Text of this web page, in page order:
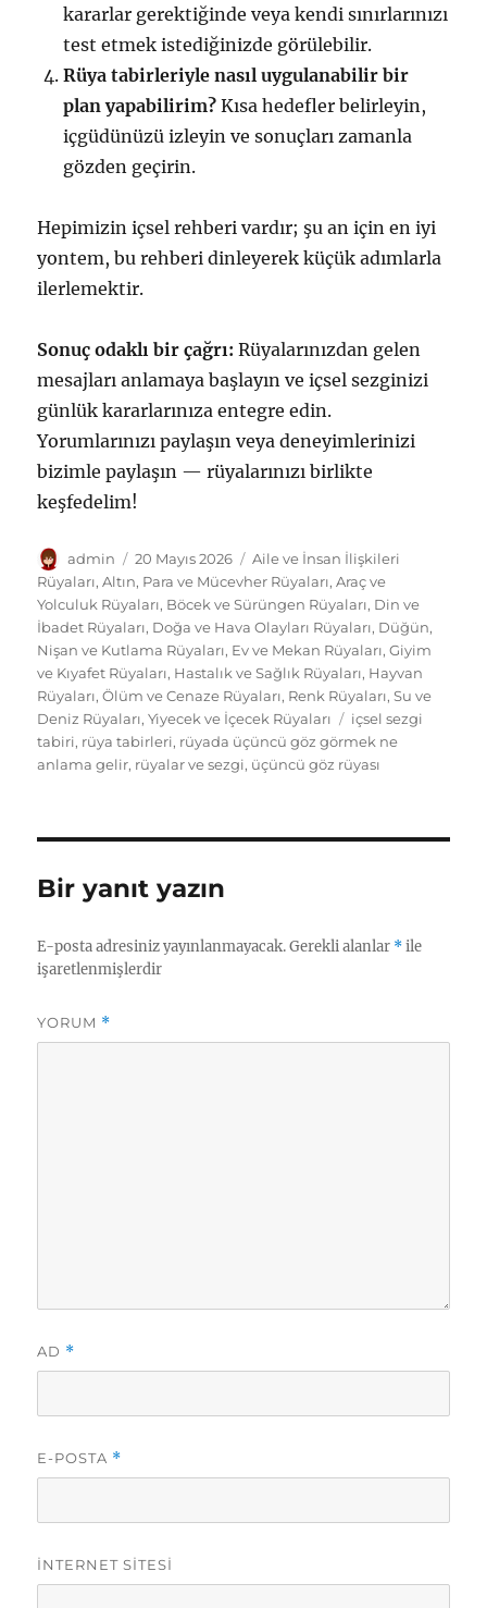
kararlar gerektiğinde veya kendi sınırlarınızı
test etmek istediğinizde görülebilir.
Rüya tabirleriyle nasıl uygulanabilir bir
plan yapabilirim? Kısa hedefler belirleyin,
içgüdünüzü izleyin ve sonuçları zamanla
gözden geçirin.
Hepimizin içsel rehberi vardır; şu an için en iyi
yontem, bu rehberi dinleyerek küçük adımlarla
ilerlemektir.
Sonuç odaklı bir çağrı: Rüyalarınızdan gelen
mesajları anlamaya başlayın ve içsel sezginizi
günlük kararlarınıza entegre edin.
Yorumlarınızı paylaşın veya deneyimlerinizi
bizimle paylaşın — rüyalarınızı birlikte
keşfedelim!
Yazar
admin
Yayın
tarihi
20 Mayıs 2026 Kategoriler
Aile ve İnsan İlişkileri
Rüyaları,Altın, Para ve Mücevher Rüyaları,Araç ve
Yolculuk Rüyaları, Böcek ve Sürüngen Rüyaları, Din ve
İbadet Rüyaları, Doğa ve Hava Olayları Rüyaları, Düğün,
Nişan ve Kutlama Rüyaları, Ev ve Mekan Rüyaları,Giyim
ve Kıyafet Rüyaları, Hastalık ve Sağlık Rüyaları, Hayvan
Rüyaları,Ölüm ve Cenaze Rüyaları, Renk Rüyaları,Su ve
Deniz Rüyaları,Yiyecek ve İçecek Rüyaları Etiketler
içsel sezgi
tabiri, rüya tabirleri, rüyada üçüncü göz görmek ne
anlama gelir, rüyalar ve sezgi, üçüncü göz rüyası
Bir yanıt yazın
E-posta adresiniz yayınlanmayacak. Gerekli alanlar *ile
işaretlenmişlerdir
YORUM *
AD *
E-POSTA *
İNTERNET SITESI